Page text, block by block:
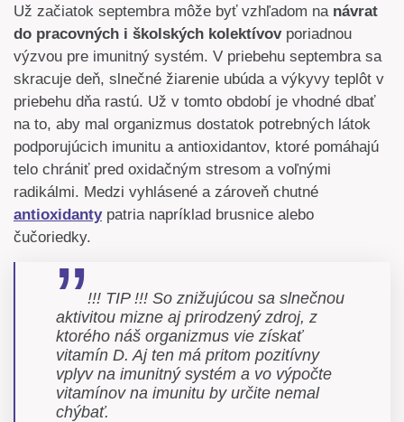
Už začiatok septembra môže byť vzhľadom na návrat
do pracovných i školských kolektívovporiadnou
výzvou pre imunitný systém. V priebehu septembra sa
skracuje deň, slnečné žiarenie ubúda a výkyvy teplôt v
priebehu dňa rastú. Už v tomto období je vhodné dbať
na to, aby mal organizmus dostatok potrebných látok
podporujúcich imunitu a antioxidantov, ktoré pomáhajú
telo chrániť pred oxidačným stresom a voľnými
radikálmi. Medzi vyhlásené a zároveň chutné
antioxidantypatria napríklad brusnice alebo
čučoriedky.
!!! TIP !!! So znižujúcou sa slnečnou
aktivitou mizne aj prirodzený zdroj, z
ktorého náš organizmus vie získať
vitamín D. Aj ten má pritom pozitívny
vplyv na imunitný systém a vo výpočte
vitamínov na imunitu by určite nemal
chýbať.